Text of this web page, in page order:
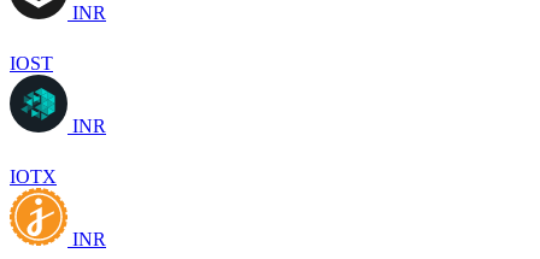
INR
IOST
INR
IOTX
INR